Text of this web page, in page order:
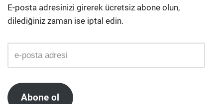
E-posta adresinizi girerek ücretsiz abone olun,
dilediğiniz zaman ise iptal edin.
Abone ol